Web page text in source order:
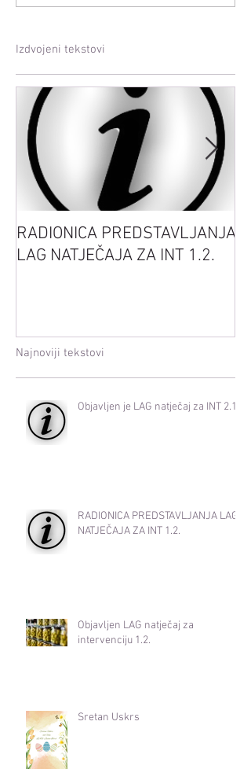
Izdvojeni tekstovi
RADIONICA PREDSTAVLJANJA
LAG NATJEČAJA ZA INT 1.2.
Najnoviji tekstovi
Objavljen je LAG natječaj za INT 2.1.
RADIONICA PREDSTAVLJANJA LAG
NATJEČAJA ZA INT 1.2.
Objavljen LAG natječaj za
intervenciju 1.2.
Sretan Uskrs